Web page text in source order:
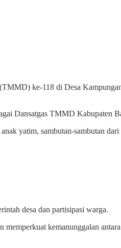
ke-118 di Desa
Dansatgas TMMD Kabupaten
yatim, sambutan-sambutan dari
desa dan partisipasi warga.
kemanunggalan